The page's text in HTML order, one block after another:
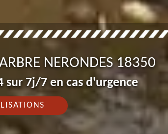
NERONDES 18350
sur 7j/7 en cas d'urgence